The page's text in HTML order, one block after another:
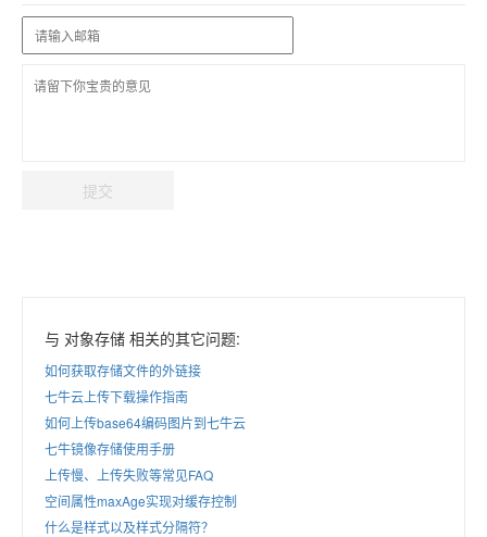
提交
与 对象存储 相关的其它问题:
如何获取存储文件的外链接
七牛云上传下载操作指南
如何上传base64编码图片到七牛云
七牛镜像存储使用手册
上传慢、上传失败等常见FAQ
空间属性maxAge实现对缓存控制
什么是样式以及样式分隔符？